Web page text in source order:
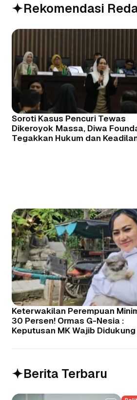
Rekomendasi
Soroti Kasus Pencuri Tewas
Dikeroyok Massa, Diwa
Tegakkan Hukum dan
Keterwakilan Perempuan
30 Persen! Ormas G-Nesia :
Keputusan MK Wajib Didukung
Berita Terbaru